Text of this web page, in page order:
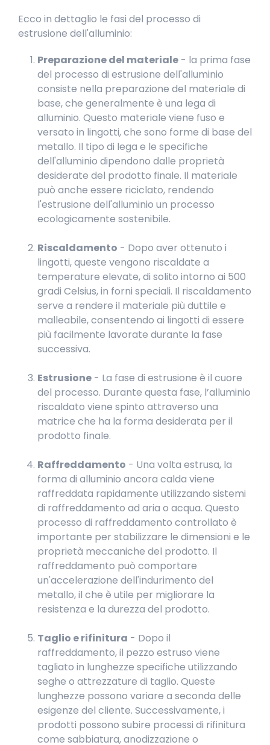
Ecco in dettaglio le fasi del processo di
estrusione dell'alluminio:
Preparazione del materiale - la prima fase
del processo di estrusione dell'alluminio
consiste nella preparazione del materiale di
base, che generalmente è una lega di
alluminio. Questo materiale viene fuso e
versato in lingotti, che sono forme di base del
metallo. Il tipo di lega e le specifiche
dell'alluminio dipendono dalle proprietà
desiderate del prodotto finale. Il materiale
può anche essere riciclato, rendendo
l'estrusione dell'alluminio un processo
ecologicamente sostenibile.
Riscaldamento - Dopo aver ottenuto i
lingotti, queste vengono riscaldate a
temperature elevate, di solito intorno ai 500
gradi Celsius, in forni speciali. Il riscaldamento
serve a rendere il materiale più duttile e
malleabile, consentendo ai lingotti di essere
più facilmente lavorate durante la fase
successiva.
Estrusione - La fase di estrusione è il cuore
del processo. Durante questa fase, l’alluminio
riscaldato viene spinto attraverso una
matrice che ha la forma desiderata per il
prodotto finale.
Raffreddamento - Una volta estrusa, la
forma di alluminio ancora calda viene
raffreddata rapidamente utilizzando sistemi
di raffreddamento ad aria o acqua. Questo
processo di raffreddamento controllato è
importante per stabilizzare le dimensioni e le
proprietà meccaniche del prodotto. Il
raffreddamento può comportare
un'accelerazione dell'indurimento del
metallo, il che è utile per migliorare la
resistenza e la durezza del prodotto.
Taglio e rifinitura - Dopo il
raffreddamento, il pezzo estruso viene
tagliato in lunghezze specifiche utilizzando
seghe o attrezzature di taglio. Queste
lunghezze possono variare a seconda delle
esigenze del cliente. Successivamente, i
prodotti possono subire processi di rifinitura
come sabbiatura, anodizzazione o